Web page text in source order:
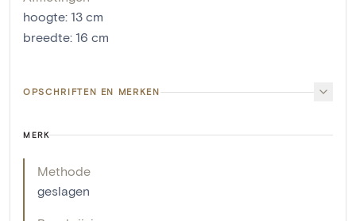
hoogte: 13 cm
breedte: 16 cm
OPSCHRIFTEN EN MERKEN
MERK
Methode
geslagen